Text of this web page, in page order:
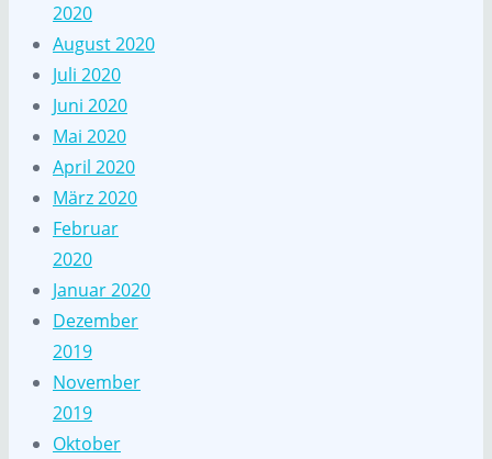
2020
August 2020
Juli 2020
Juni 2020
Mai 2020
April 2020
März 2020
Februar
2020
Januar 2020
Dezember
2019
November
2019
Oktober